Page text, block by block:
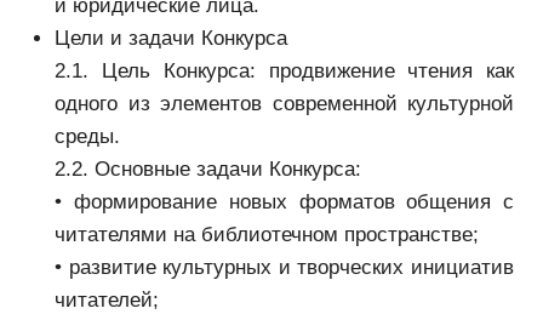
и юридические лица.
Цели и задачи Конкурса
2.1. Цель Конкурса: продвижение чтения как
одного из элементов современной культурной
среды.
2.2. Основные задачи Конкурса:
• формирование новых форматов общения с
читателями на библиотечном пространстве;
• развитие культурных и творческих инициатив
читателей;